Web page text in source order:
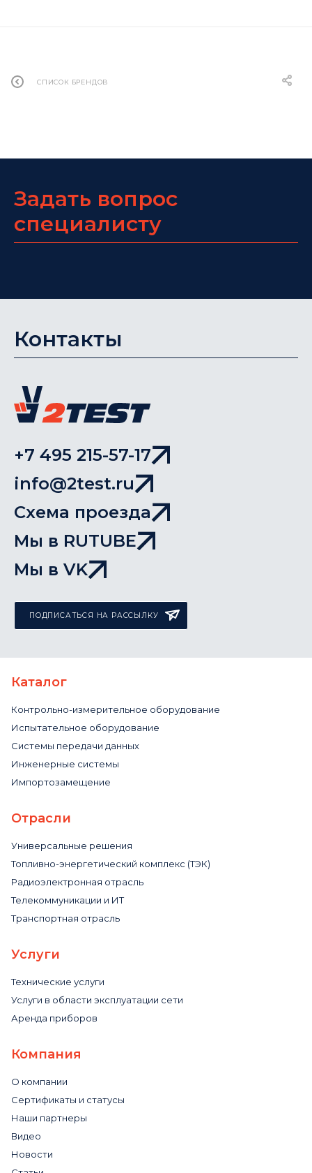
СПИСОК БРЕНДОВ
Задать вопрос
специалисту
Контакты
+7 495 215-57-17
info@2test.ru
Схема проезда
Мы в RUTUBE
Мы в VK
ПОДПИСАТЬСЯ НА РАССЫЛКУ
Каталог
Контрольно-измерительное оборудование
Испытательное оборудование
Системы передачи данных
Инженерные системы
Импортозамещение
Отрасли
Универсальные решения
Топливно-энергетический комплекс (ТЭК)
Радиоэлектронная отрасль
Телекоммуникации и ИТ
Транспортная отрасль
Услуги
Технические услуги
Услуги в области эксплуатации сети
Аренда приборов
Компания
О компании
Сертификаты и статусы
Наши партнеры
Видео
Новости